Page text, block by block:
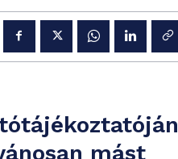
mást